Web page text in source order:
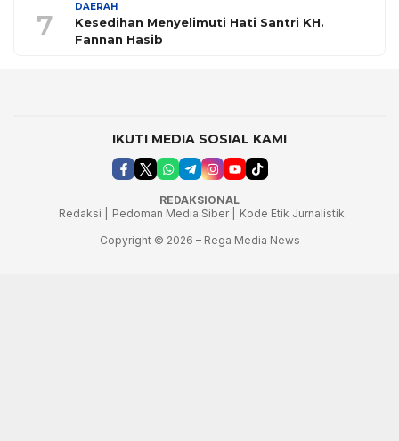
7
DAERAH
Kesedihan Menyelimuti Hati Santri KH.
Fannan Hasib
IKUTI MEDIA SOSIAL KAMI
REDAKSIONAL
Redaksi |
Pedoman Media Siber |
Kode Etik Jurnalistik
Copyright © 2026 – Rega Media News